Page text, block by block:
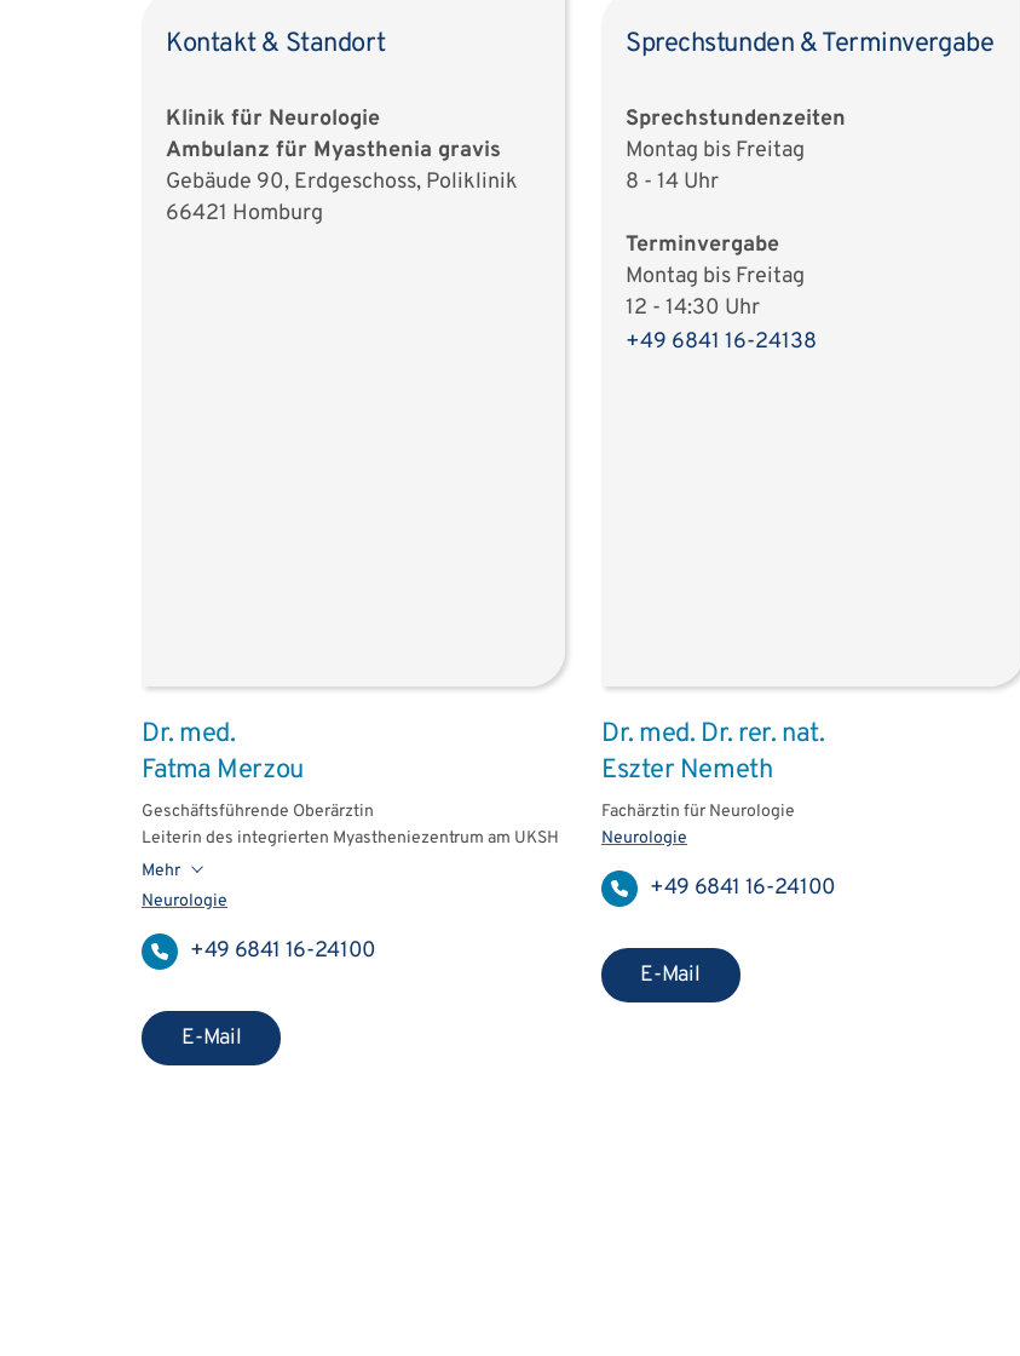
Kontakt & Standort
Klinik für Neurologie
Ambulanz für Myasthenia gravis
Gebäude 90, Erdgeschoss, Poliklinik
66421 Homburg
Sprechstunden & Terminvergabe
Sprechstundenzeiten
Montag bis Freitag
8 - 14 Uhr
Terminvergabe
Montag bis Freitag
12 - 14:30 Uhr
+49 6841 16-24138
Dr. med.
Fatma Merzou
Geschäftsführende Oberärztin
Leiterin des integrierten Myastheniezentrum am UKSH
Mehr
Neurologie
+49 6841 16-24100
E-Mail
Dr. med. Dr. rer. nat.
Eszter Nemeth
Fachärztin für Neurologie
Neurologie
+49 6841 16-24100
E-Mail